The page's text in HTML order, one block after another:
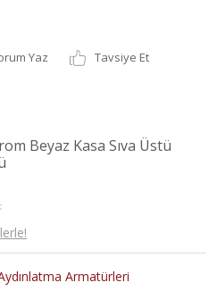
Yaz
Tavsiye Et
Beyaz Kasa Sıva Üstü
Armatürleri